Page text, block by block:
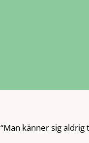
“Man känner sig aldrig